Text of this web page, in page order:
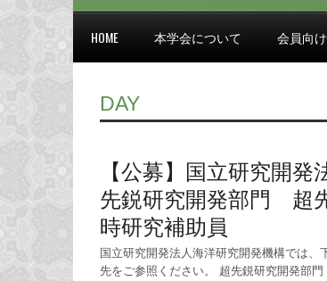
HOME 本学会について 会員向
DAY
【公募】国立研究開
先鋭研究開発部門 超
時研究補助員
国立研究開発法人海洋研究開発機構では
先をご参照ください。 超先鋭研究開発